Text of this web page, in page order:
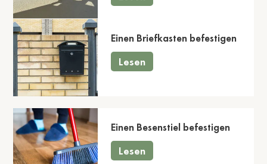
Einen Briefkasten befestigen
Lesen
Einen Besenstiel befestigen
Lesen